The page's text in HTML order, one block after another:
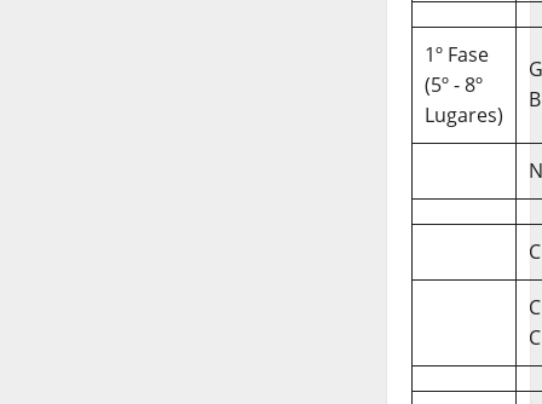
1º Fase
(5º - 8º
Lugares)
B
C